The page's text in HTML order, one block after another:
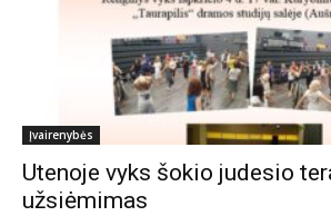
Įvairenybės
Utenoje vyks šokio judesio
užsiėmimas